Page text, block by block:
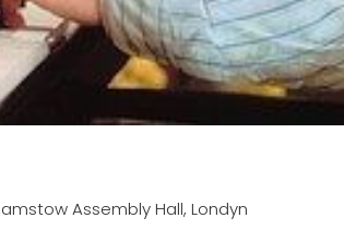
Assembly Hall, Londyn